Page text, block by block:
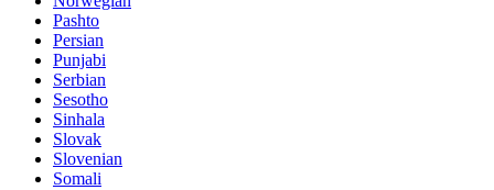
Pashto
Persian
Punjabi
Serbian
Sesotho
Sinhala
Slovak
Slovenian
Somali